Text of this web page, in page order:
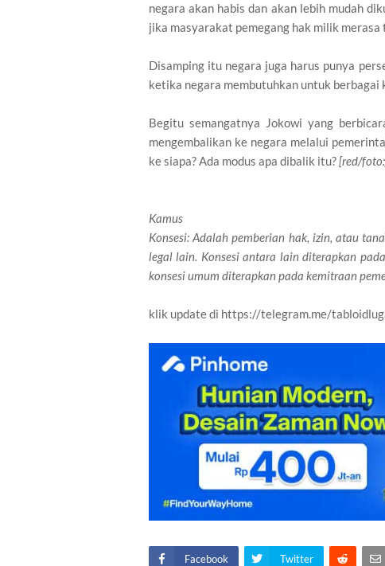
negara akan habis dan akan lebih mudah
jika masyarakat pemegang hak milik
Disamping itu negara juga harus punya
ketika negara membutuhkan untuk berbagai
Begitu semangatnya Jokowi yang
mengembalikan ke negara melalui
ke siapa? Ada modus apa dibalik itu?[red/
Kamus
Konsesi: Adalah pemberian hak, izin, atau
legal lain. Konsesi antara lain diterapkan
konsesi umum diterapkan pada kemitraan
klik update di https://telegram.me/
Facebook Twitter